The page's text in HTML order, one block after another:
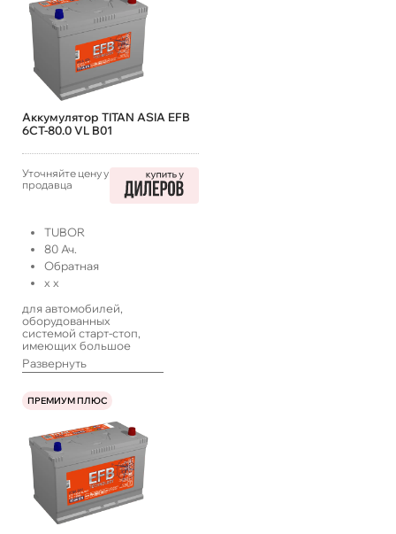
Аккумулятор TITAN ASIA EFB
6СТ-80.0 VL B01
Уточняйте цену у
продавца
TUBOR
80 Ач.
Обратная
x x
для автомобилей,
оборудованных
системой старт-стоп,
имеющих большое
количество
энергопотребителей,
с длительными
простоями, а также
Развернуть
ПРЕМИУМ ПЛЮС